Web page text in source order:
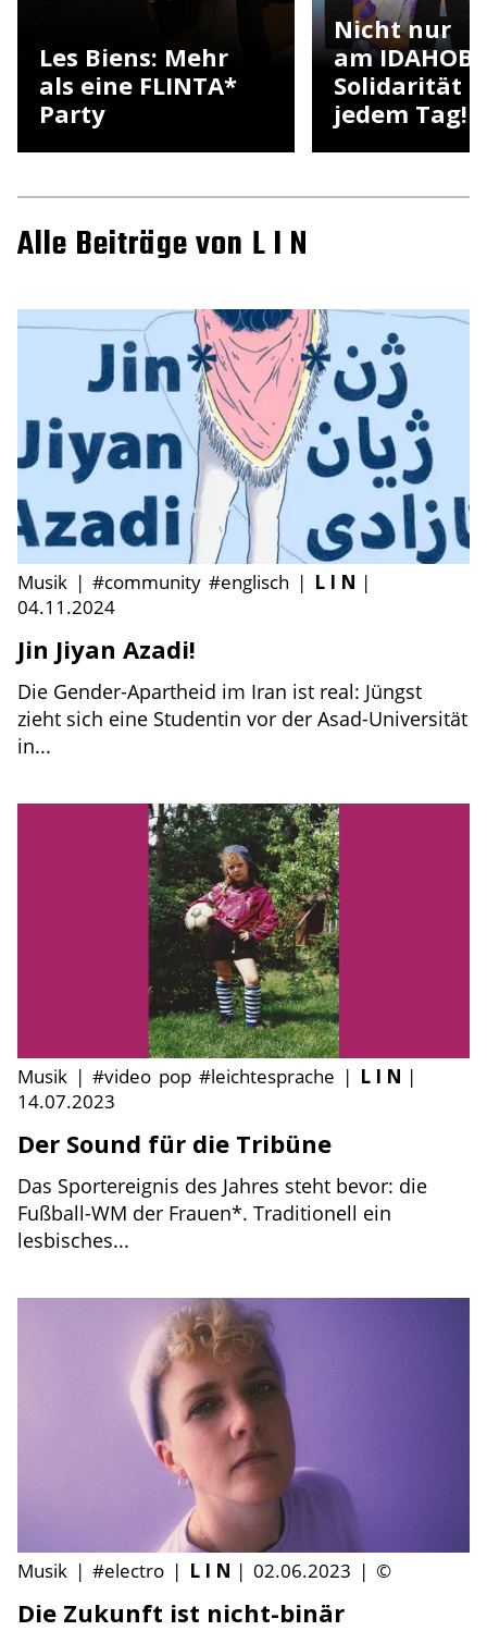
Les Biens: Mehr
als eine FLINTA*
Party
Nicht nur
am
Solidarität
jedem Tag!
Alle Beiträge von L I N
Musik | #community #englisch | L I N |
04.11.2024
Jin Jiyan Azadi!
Die Gender-Apartheid im Iran ist real: Jüngst
zieht sich eine Studentin vor der Asad-Universität
in...
Musik | #video pop #leichtesprache | L I N |
14.07.2023
Der Sound für die Tribüne
Das Sportereignis des Jahres steht bevor: die
Fußball-WM der Frauen*. Traditionell ein
lesbisches...
Musik | #electro | L I N | 02.06.2023 | ©
Die Zukunft ist nicht-binär